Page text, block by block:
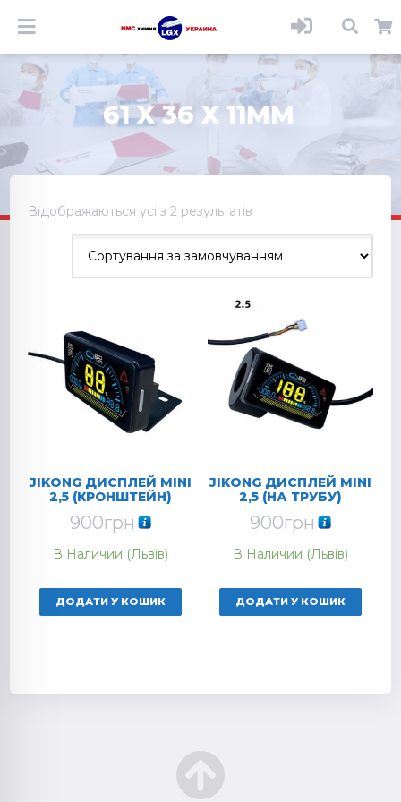
61 X 36 X 11MM
Відображаються усі з 2 результатів
JIKONG ДИСПЛЕЙ MINI
2,5 (КРОНШТЕЙН)
900грн
В Наличии (Львів)
ДОДАТИ У КОШИК
JIKONG ДИСПЛЕЙ MINI
2,5 (НА ТРУБУ)
900грн
В Наличии (Львів)
ДОДАТИ У КОШИК